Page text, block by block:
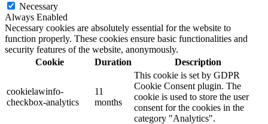
Necessary
Always Enabled
Necessary cookies are absolutely essential for the website to
function properly. These cookies ensure basic functionalities and
security features of the website, anonymously.
Cookie
Duration Description
cookielawinfo-
checkbox-analytics
11
months
This cookie is set by GDPR
Cookie Consent plugin. The
cookie is used to store the user
consent for the cookies in the
category "Analytics".